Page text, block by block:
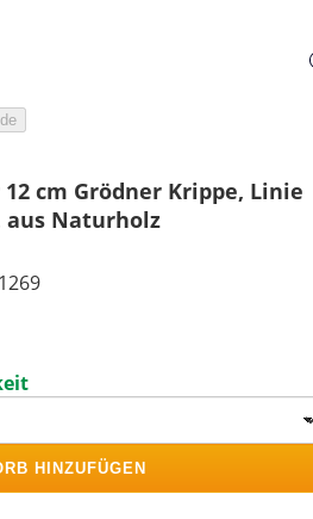
cm Grödner Krippe, Linie
aus Naturholz
HINZUFÜGEN